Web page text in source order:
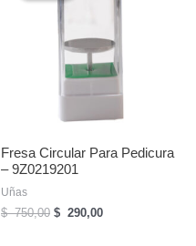
Fresa Circular Para Pedicura
– 9Z0219201
Uñas
$750,00 El
$ 290,00El